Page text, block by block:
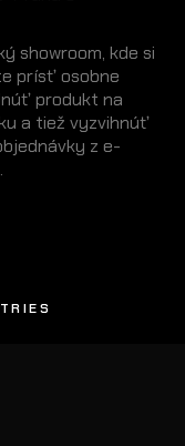
showroom, kde si
prísť osobne
produkt na
a tiež vyzvihnúť
z e-